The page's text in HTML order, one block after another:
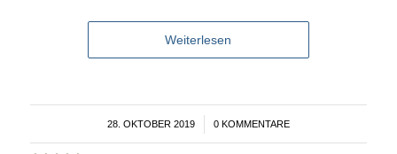
Weiterlesen
28. OKTOBER 2019
/ 0 KOMMENTARE